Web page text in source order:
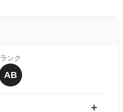
ランク
AB